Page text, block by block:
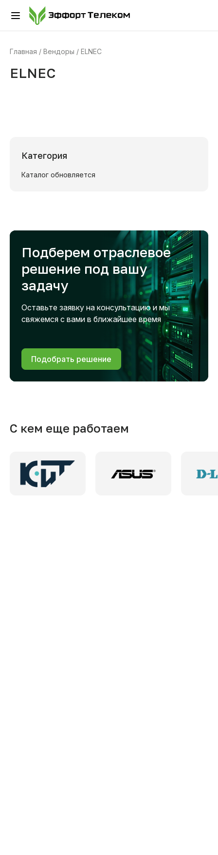
Главная Вендоры ELNEC
ELNEC
Категория
Каталог обновляется
Подберем отраслевое
решение под вашу
задачу
Оставьте заявку на консультацию и мы
свяжемся с вами в ближайшее время
Подобрать решение
С кем еще работаем